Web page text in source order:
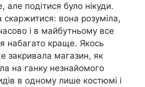
але подітися було нікуди.
вона розуміла,
і в майбутньому все
набагато краще. Якось
закривала магазин, як
на ганку незнайомого
в одному лише костюмі і